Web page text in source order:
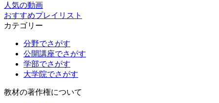
人気の動画
おすすめプレイリスト
カテゴリー
分野でさがす
公開講座でさがす
学部でさがす
大学院でさがす
教材の著作権について